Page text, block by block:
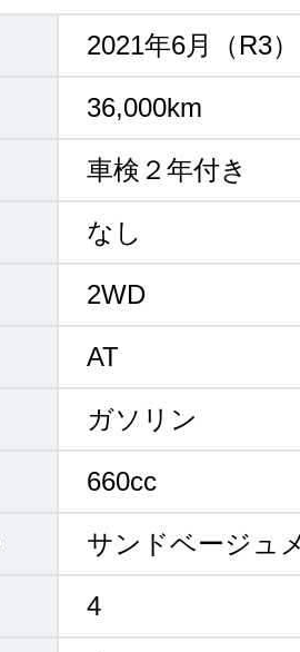
2021年6月（R3）
36,000km
車検２年付き
なし
2WD
AT
ガソリン
660cc
サンドベージュ
4